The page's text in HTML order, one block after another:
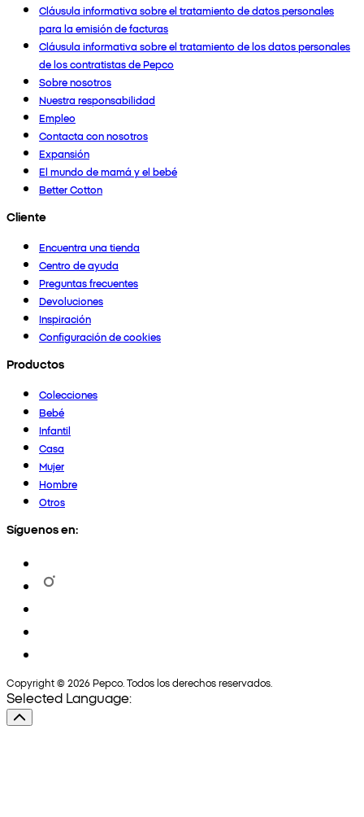
Cláusula informativa sobre el tratamiento de datos personales
para la emisión de facturas
Cláusula informativa sobre el tratamiento de los datos personales
de los contratistas de Pepco
Sobre nosotros
Nuestra responsabilidad
Empleo
Contacta con nosotros
Expansión
El mundo de mamá y el bebé
Better Cotton
Cliente
Encuentra una tienda
Centro de ayuda
Preguntas frecuentes
Devoluciones
Inspiración
Configuración de cookies
Productos
Colecciones
Bebé
Infantil
Casa
Mujer
Hombre
Otros
Síguenos en:
Copyright © 2026 Pepco. Todos los derechos reservados.
Selected Language: